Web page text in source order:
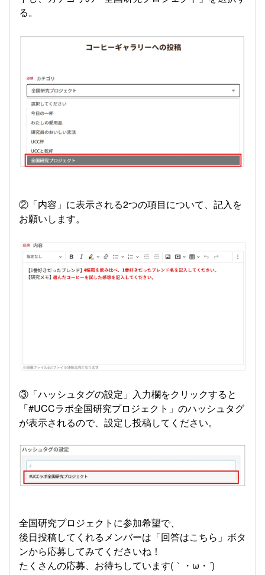
る。
②「内容」に表示される2つの項目について、記入を
お願いします。
③「ハッシュタグの設定」入力欄をクリックすると
「#UCCラボ全国研究プロジェクト」のハッシュタグ
が表示されるので、設定し投稿してください。
全国研究プロジェクトに参加希望で、
後日投稿してくれるメンバーは「回答はこちら」ボタ
ンから応募してみてくださいね！
たくさんの応募、お待ちしています(｀・ω・´)ゞ